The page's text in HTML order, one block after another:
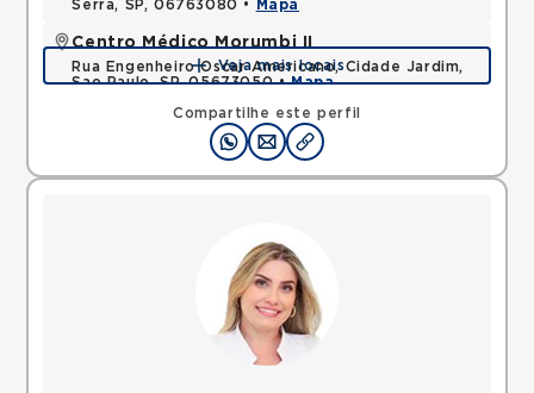
Compartilhe este perfil
Serra, SP, 06763080 •
Mapa
Centro Médico Morumbi II
Rua Engenheiro Oscar Americano, Cidade Jardim,
Sao Paulo, SP, 05673050 •Mapa
Veja mais locais